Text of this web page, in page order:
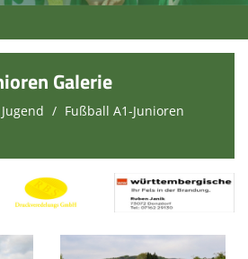
Galerie
Jugend
Fußball A1-Junioren